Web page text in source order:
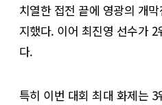
치열한 접전 끝에 영광의 개
지했다. 이어 최진영 선수가
다.
특히 이번 대회 최대 화제는